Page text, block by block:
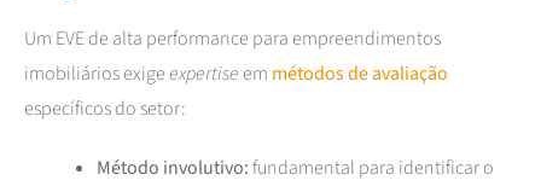
Um EVE de alta performance para empreendimentos
imobiliários exigeexpertise em métodos de avaliação
específicos do setor:
Método involutivo:fundamental para identificar o